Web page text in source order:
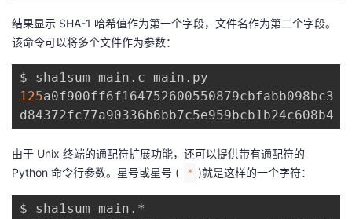
结果显示 SHA-1 哈希值作为第一个字段，文件名作为第二个字段。
该命令可以将多个文件作为参数：
$ sha1sum main . c main .
125a0f900ff6f164752600550879cbfabb098bc3
d84372fc77a90336b6bb7c5e959bcb1b24c608b4
由于 Unix 终端的通配符扩展功能，还可以提供带有通配符的
Python 命令行参数。星号或星号 (
* )就是这样的一个字符：
$ sha1sum main.*